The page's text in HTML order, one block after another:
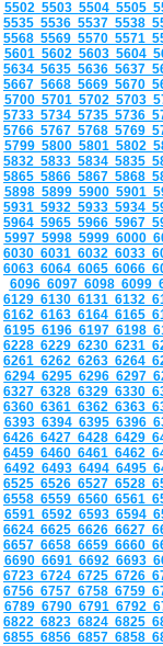
5502 5503 5504 5505
5535 5536 5537 5538
5568 5569 5570 5571
5601 5602 5603 5604
5634 5635 5636 5637
5667 5668 5669 5670
5700 5701 5702 5703
5733 5734 5735 5736
5766 5767 5768 5769
5799 5800 5801 5802
5832 5833 5834 5835
5865 5866 5867 5868
5898 5899 5900 5901
5931 5932 5933 5934
5964 5965 5966 5967
5997 5998 5999 6000
6030 6031 6032 6033
6063 6064 6065 6066
6096 6097 6098 6099
6129 6130 6131 6132
6162 6163 6164 6165
6195 6196 6197 6198
6228 6229 6230 6231
6261 6262 6263 6264
6294 6295 6296 6297
6327 6328 6329 6330
6360 6361 6362 6363
6393 6394 6395 6396
6426 6427 6428 6429
6459 6460 6461 6462
6492 6493 6494 6495
6525 6526 6527 6528
6558 6559 6560 6561
6591 6592 6593 6594
6624 6625 6626 6627
6657 6658 6659 6660
6690 6691 6692 6693
6723 6724 6725 6726
6756 6757 6758 6759
6789 6790 6791 6792
6822 6823 6824 6825
6855 6856 6857 6858